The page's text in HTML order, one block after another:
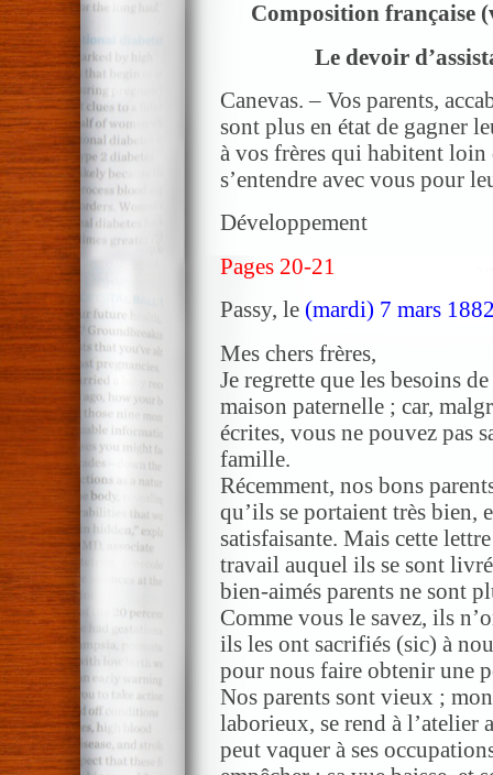
Composition française
Le devoir
Canevas. – Vos parents,
sont plus en état de gagner
à vos frères qui habitent
s’entendre avec vous pour
Développement
Pages 20-21
Passy, le (mardi) 7 mars
Mes chers frères,
Je regrette que les besoins
maison paternelle ; car,
écrites, vous ne pouvez pas
famille.
Récemment, nos bons
qu’ils se portaient très bien,
satisfaisante. Mais cette
travail auquel ils se sont
bien-aimés parents ne sont
Comme vous le savez, ils
ils les ont sacrifiés (sic) à
pour nous faire obtenir une
Nos parents sont vieux ;
laborieux, se rend à l’atelier
peut vaquer à ses